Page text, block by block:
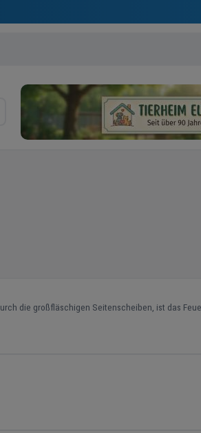
Monat für Sie im Angebot der Contura 556 Style mit Glasfront schwarz/weiß. Durch die